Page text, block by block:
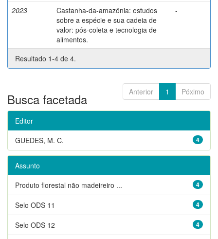
2023
Castanha-da-amazônia: estudos
sobre a espécie e sua cadeia de
valor: pós-coleta e tecnologia de
alimentos.
-
Resultado 1-4 de 4.
Anterior 1 Póximo
Busca facetada
Editor
4
GUEDES, M. C.
Assunto
4
Produto florestal não madeireiro ...
4
Selo ODS 11
4
Selo ODS 12